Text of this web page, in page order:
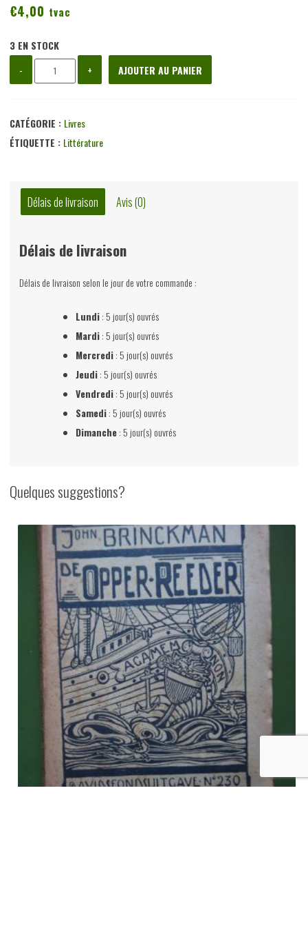
€4,00 tvac
3 EN STOCK
-
quantité
de
mon
coeur,
Minuit,
1992
+ AJOUTER AU PANIER
CATÉGORIE : Livres
ÉTIQUETTE : Littérature
Délais de livraison Avis (0)
Délais de livraison
Délais de livraison selon le jour de votre commande :
Lundi: 5 jour(s) ouvrés
Mardi: 5 jour(s) ouvrés
Mercredi: 5 jour(s) ouvrés
Jeudi: 5 jour(s) ouvrés
Vendredi: 5 jour(s) ouvrés
Samedi: 5 jour(s) ouvrés
Dimanche: 5 jour(s) ouvrés
Quelques suggestions?